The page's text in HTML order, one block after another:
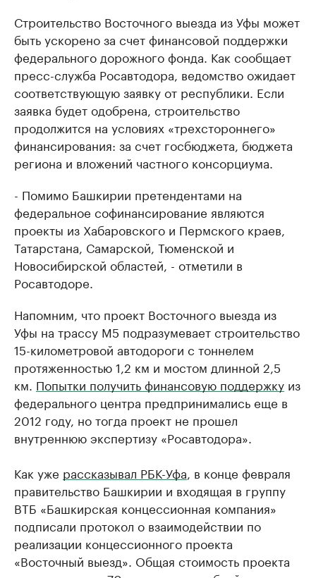
Строительство Восточного выезда из Уфы может
быть ускорено за счет финансовой поддержки
федерального дорожного фонда. Как сообщает
пресс-служба Росавтодора, ведомство ожидает
соответствующую заявку от республики. Если
заявка будет одобрена, строительство
продолжится на условиях «трехстороннего»
финансирования: за счет госбюджета, бюджета
региона и вложений частного консорциума.
- Помимо Башкирии претендентами на
федеральное софинансирование являются
проекты из Хабаровского и Пермского краев,
Татарстана, Самарской, Тюменской и
Новосибирской областей, - отметили в
Росавтодоре.
Напомним, что проект Восточного выезда из
Уфы на трассу М5 подразумевает строительство
15-километровой автодороги с тоннелем
протяженностью 1,2 км и мостом длинной 2,5
км. Попытки получить финансовую поддержку из
федерального центра предпринимались еще в
2012 году, но тогда проект не прошел
внутреннюю экспертизу «Росавтодора».
Как уже рассказывал РБК-Уфа, в конце февраля
правительство Башкирии и входящая в группу
ВТБ «Башкирская концессионная компания»
подписали протокол о взаимодействии по
реализации концессионного проекта
«Восточный выезд». Общая стоимость проекта